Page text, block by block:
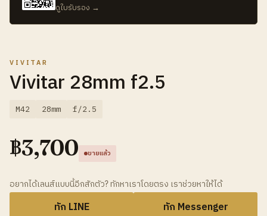
ดูใบรับรอง →
VIVITAR
Vivitar 28mm f2.5
M42 28mm f/2.5
฿3,700 ขายแล้ว
อยากได้เลนส์แบบนี้อีกสักตัว? ทักหาเราโดยตรง เราช่วยหาให้ได้
ทัก LINE ทัก Messenger